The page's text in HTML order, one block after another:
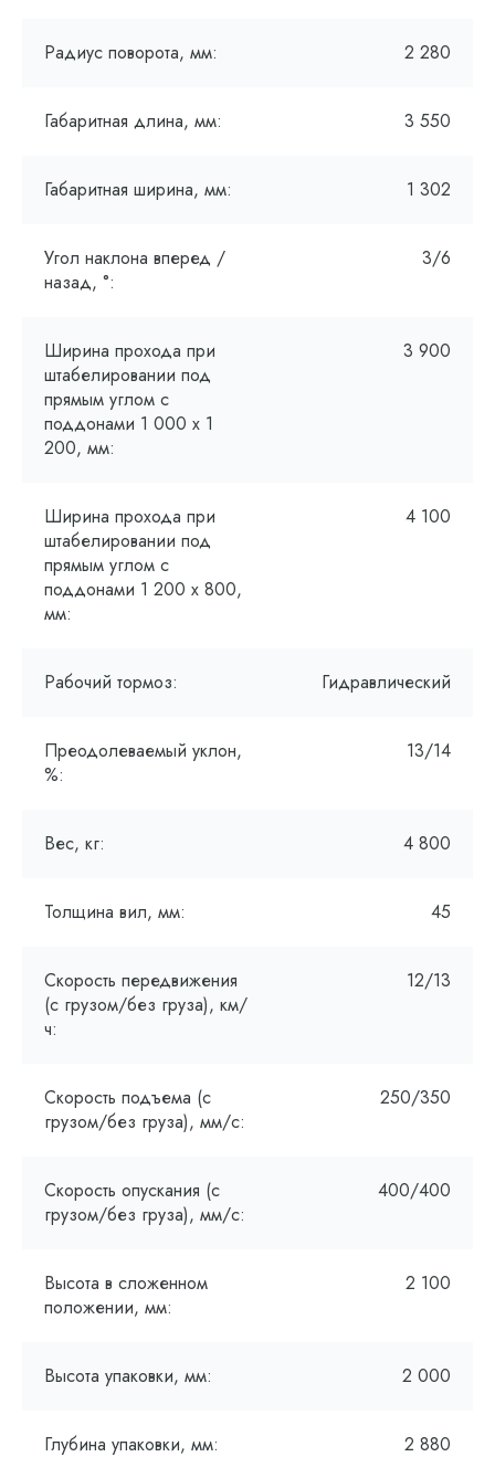
Радиус поворота, мм: 2 280
Габаритная длина, мм: 3 550
Габаритная ширина, мм: 1 302
Угол наклона вперед /
назад, °:
3/6
Ширина прохода при
штабелировании под
прямым углом с
поддонами 1 000 х 1
200, мм:
3 900
Ширина прохода при
штабелировании под
прямым углом с
поддонами 1 200 x 800,
мм:
4 100
Рабочий тормоз: Гидравлический
Преодолеваемый уклон,
%:
13/14
Вес, кг: 4 800
Толщина вил, мм: 45
Скорость передвижения
(с грузом/без груза), км/
ч:
12/13
Скорость подъема (с
грузом/без груза), мм/с:
250/350
Скорость опускания (с
грузом/без груза), мм/с:
400/400
Высота в сложенном
положении, мм:
2 100
Высота упаковки, мм: 2 000
Глубина упаковки, мм: 2 880